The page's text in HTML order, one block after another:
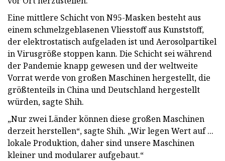
Eine mittlere Schicht von N95-Masken besteht aus
einem schmelzgeblasenen Vliesstoff aus Kunststoff,
der elektrostatisch aufgeladen ist und Aerosolpartikel
in Virusgröße stoppen kann. Die Schicht sei während
der Pandemie knapp gewesen und der weltweite
Vorrat werde von großen Maschinen hergestellt, die
größtenteils in China und Deutschland hergestellt
würden, sagte Shih.
„Nur zwei Länder können diese großen Maschinen
derzeit herstellen“, sagte Shih. „Wir legen Wert auf ...
lokale Produktion, daher sind unsere Maschinen
kleiner und modularer aufgebaut.“